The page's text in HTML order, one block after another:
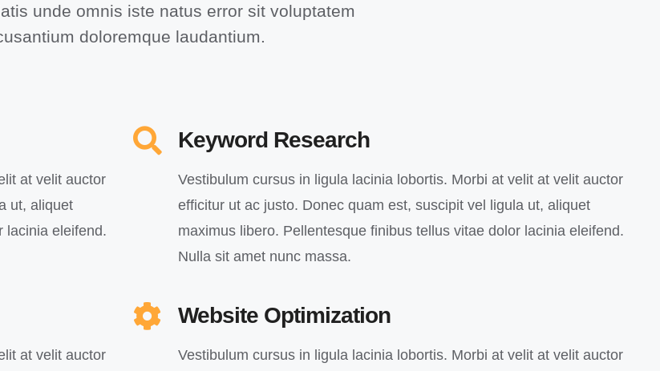
unde omnis iste natus error sit voluptatem
doloremque laudantium.
at velit auctor
ut, aliquet
lacinia eleifend.
Keyword Research
Vestibulum cursus in ligula lacinia lobortis. Morbi at velit at velit auctor
efficitur ut ac justo. Donec quam est, suscipit vel ligula ut, aliquet
maximus libero. Pellentesque finibus tellus vitae dolor lacinia eleifend.
Nulla sit amet nunc massa.
at velit auctor
Website Optimization
Vestibulum cursus in ligula lacinia lobortis. Morbi at velit at velit auctor